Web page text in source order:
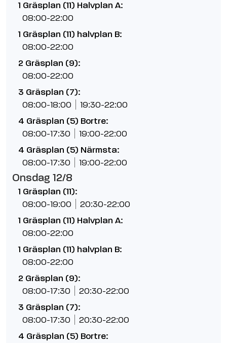
1 Gräsplan (11) Halvplan A:
08:00-22:00
1 Gräsplan (11) halvplan B:
08:00-22:00
2 Gräsplan (9):
08:00-22:00
3 Gräsplan (7):
08:00-18:00 19:30-22:00
4 Gräsplan (5) Bortre:
08:00-17:30 19:00-22:00
4 Gräsplan (5) Närmsta:
08:00-17:30 19:00-22:00
Onsdag 12/8
1 Gräsplan (11):
08:00-19:00 20:30-22:00
1 Gräsplan (11) Halvplan A:
08:00-22:00
1 Gräsplan (11) halvplan B:
08:00-22:00
2 Gräsplan (9):
08:00-17:30 20:30-22:00
3 Gräsplan (7):
08:00-17:30 20:30-22:00
4 Gräsplan (5) Bortre: